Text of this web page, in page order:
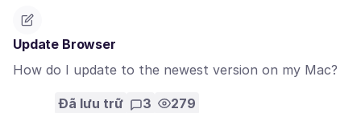
Update Browser
How do I update to the newest version on my Mac?
Đã lưu trữ 3 279